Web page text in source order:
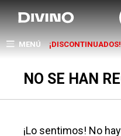
MENÚ ¡DISCONTINUADOS!
NO SE HAN
¡Lo sentimos! No